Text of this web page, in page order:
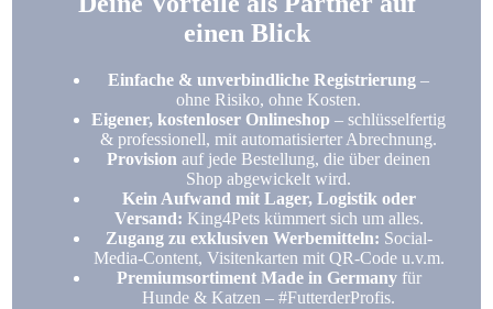
einen Blick
Einfache & unverbindliche Registrierung –
ohne Risiko, ohne Kosten.
Eigener, kostenloser Onlineshop – schlüsselfertig
& professionell, mit automatisierter Abrechnung.
Provision auf jede Bestellung, die über deinen
Shop abgewickelt wird.
Kein Aufwand mit Lager, Logistik oder
Versand: King4Pets kümmert sich um alles.
Zugang zu exklusiven Werbemitteln: Social-
Media-Content, Visitenkarten mit QR-Code u.v.m.
Premiumsortiment Made in Germany für
Hunde & Katzen – #FutterderProfis.